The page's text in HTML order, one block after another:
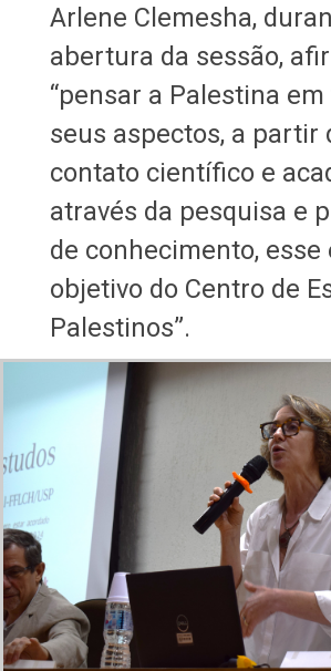
Arlene Clemesha,
abertura da sessão,
“pensar a Palestina
seus aspectos, a partir
contato científico e
através da pesquisa e
de conhecimento, esse
objetivo do Centro de
Palestinos”.